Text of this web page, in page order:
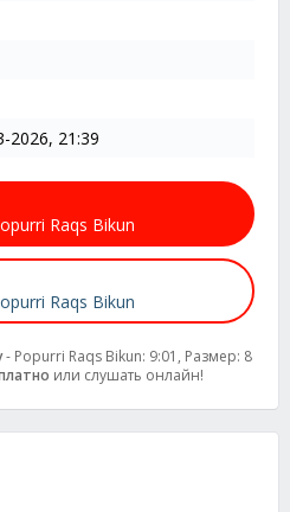
2026, 21:39
Raqs Bikun
Raqs Bikun
- Popurri Raqs Bikun: 9:01, Размер: 8
или слушать онлайн!